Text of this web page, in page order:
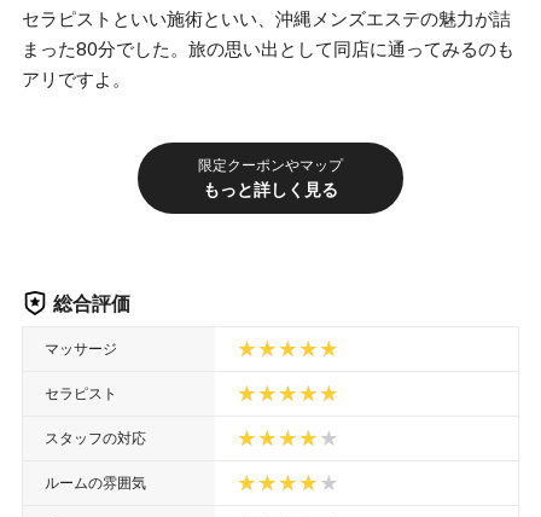
セラピストといい施術といい、沖縄メンズエステの魅力が詰
まった80分でした。旅の思い出として同店に通ってみるのも
アリですよ。
限定クーポンやマップ
もっと詳しく見る
総合評価
マッサージ
セラピスト
スタッフの対応
ルームの雰囲気